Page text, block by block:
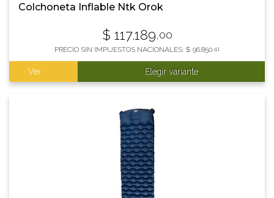
Colchoneta Inflable Ntk Orok
$ 117.189,00
PRECIO SIN IMPUESTOS NACIONALES: $ 96.850 ,41
Ver Elegir variante